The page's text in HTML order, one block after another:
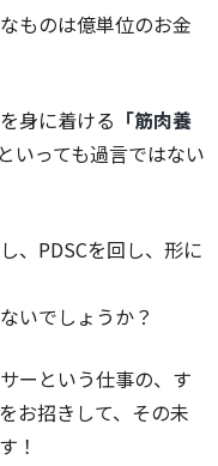
ものは億単位のお金
身に着ける 「筋肉養
いっても過言ではない
、PDSCを回し、形に
いでしょうか？
ーという仕事の、す
お招きして、その未
！